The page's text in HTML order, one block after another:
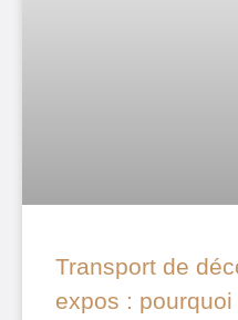
Transport de
expos :